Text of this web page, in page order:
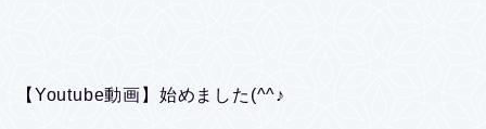
【Youtube動画】始めました(^^♪